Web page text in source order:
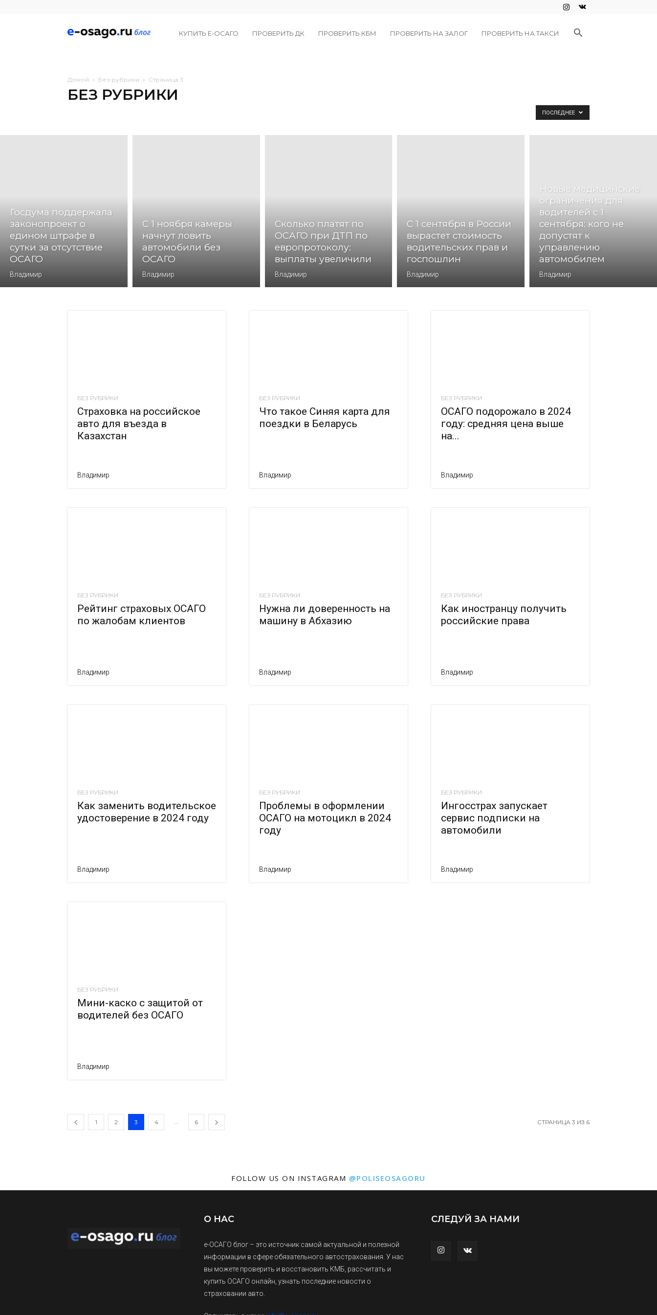
Е- КУПИТЬ Е-ОСАГО ПРОВЕРИТЬ ДК ПРОВЕРИТЬ КБМ ПРОВЕРИТЬ НА ЗАЛОГ ПРОВЕРИТЬ НА ТАКСИ
Домой Без рубрики Страница 3
БЕЗ РУБРИКИ
ПОСЛЕДНЕЕ
Госдума поддержала
законопроект о
едином штрафе в
сутки за отсутствие
ОСАГО
Владимир
С 1 ноября камеры
начнут ловить
автомобили без
ОСАГО
Владимир
Сколько платят по
ОСАГО при ДТП по
европротоколу:
выплаты увеличили
Владимир
С 1 сентября в России
вырастет стоимость
водительских прав и
госпошлин
Владимир
Новые медицинские
ограничения для
водителей с 1
сентября: кого не
допустят к
управлению
автомобилем
Владимир
БЕЗ РУБРИКИ
Страховка на российское
авто для въезда в
Казахстан
Владимир
БЕЗ РУБРИКИ
Что такое Синяя карта для
поездки в Беларусь
Владимир
БЕЗ РУБРИКИ
ОСАГО подорожало в 2024
году: средняя цена выше
на...
Владимир
БЕЗ РУБРИКИ
Рейтинг страховых ОСАГО
по жалобам клиентов
Владимир
БЕЗ РУБРИКИ
Нужна ли доверенность на
машину в Абхазию
Владимир
БЕЗ РУБРИКИ
Как иностранцу получить
российские права
Владимир
БЕЗ РУБРИКИ
Как заменить водительское
удостоверение в 2024 году
Владимир
БЕЗ РУБРИКИ
Проблемы в оформлении
ОСАГО на мотоцикл в 2024
году
Владимир
БЕЗ РУБРИКИ
Ингосстрах запускает
сервис подписки на
автомобили
Владимир
БЕЗ РУБРИКИ
Мини-каско с защитой от
водителей без ОСАГО
Владимир
1 2 3 4 ... 6 СТРАНИЦА 3 ИЗ 6
FOLLOW US ON INSTAGRAM @POLISEOSAGORU
О НАС
е-ОСАГО блог – это источник самой актуальной и полезной
информации в сфере обязательного автострахования. У нас
вы можете проверить и восстановить КМБ, рассчитать и
купить ОСАГО онлайн, узнать последние новости о
страховании авто.
СЛЕДУЙ ЗА НАМИ